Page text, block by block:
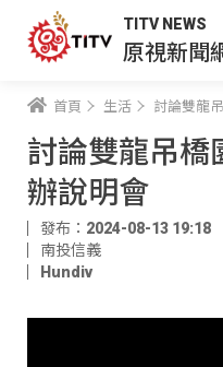
TITV NEWS
原視新聞
首頁 生活 討論雙龍
討論雙龍吊橋
辦說明會
發布：2024-08-13 19:18
南投信義
Hundiv